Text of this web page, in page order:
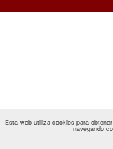
Esta web utiliza cookies para
navegando